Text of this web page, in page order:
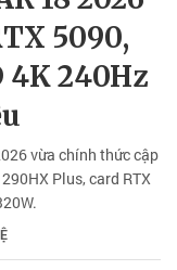
5090,
240Hz
vừa chính thức cập
Plus, card RTX